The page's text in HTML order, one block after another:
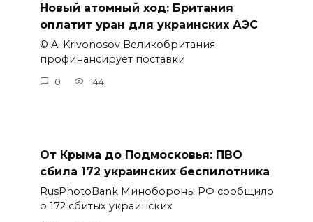
Новый атомный ход: Британия
оплатит уран для украинских АЭС
© A. Krivonosov Великобритания
профинансирует поставки
0 144
От Крыма до Подмосковья: ПВО
сбила 172 украинских беспилотника
RusPhotoBank Минобороны РФ сообщило
о 172 сбитых украинских